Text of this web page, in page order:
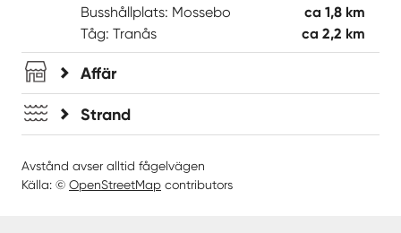
Busshållplats: Mossebo
ca 1,8 km
Tåg: Tranås
ca 2,2 km
Affär
Strand
Avstånd avser alltid fågelvägen
Källa: © OpenStreetMap contributors